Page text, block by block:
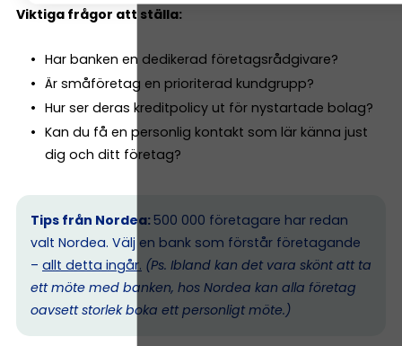
Viktiga frågor att ställa:
Har banken en dedikerad företagsrådgivare?
Är småföretag en prioriterad kundgrupp?
Hur ser deras kreditpolicy ut för nystartade bolag?
Kan du få en personlig kontakt som lär känna just
dig och ditt företag?
Tips från Nordea: 500 000 företagare har redan
valt Nordea. Välj en bank som förstår företagande
– allt detta ingår. (Ps. Ibland kan det vara skönt att ta
ett möte med banken, hos Nordea kan alla företag
oavsett storlek boka ett personligt möte.)